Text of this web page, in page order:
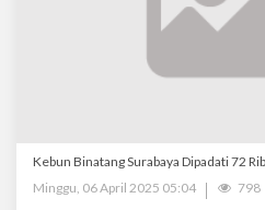
Kebun Binatang Surabaya Dipadati 72
Minggu, 06 April 2025 05:04
798